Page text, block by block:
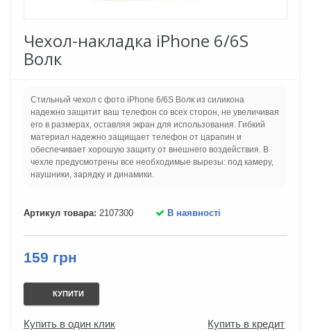
Чехол-накладка iPhone 6/6S
Волк
Стильный чехол с фото iPhone 6/6S Волк из силикона
надежно защитит ваш телефон со всех сторон, не увеличивая
его в размерах, оставляя экран для использования. Гибкий
материал надежно защищает телефон от царапин и
обеспечивает хорошую защиту от внешнего воздействия. В
чехле предусмотрены все необходимые вырезы: под камеру,
наушники, зарядку и динамики.
Артикул товара: 2107300 В наявності
159 грн
КУПИТИ
Купить в один клик Купить в кредит